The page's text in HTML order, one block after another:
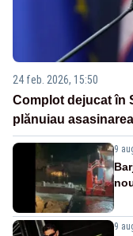
24 feb. 2026, 15:50
Complot dejucat în
plănuiau
9
9